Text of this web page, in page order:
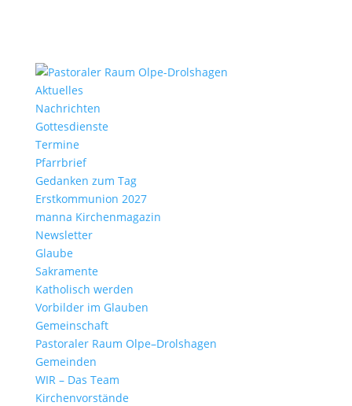
Aktu­elles
Nach­richten
Gottes­dienste
Termine
Pfarr­brief
Gedanken zum Tag
Erst­kom­mu­nion 2027
manna Kirchen­ma­gazin
News­letter
Glaube
Sakra­mente
Katho­lisch werden
Vorbilder im Glauben
Gemein­schaft
Pasto­raler Raum Olpe–Drolshagen
Gemeinden
WIR – Das Team
Kirchen­vor­stände